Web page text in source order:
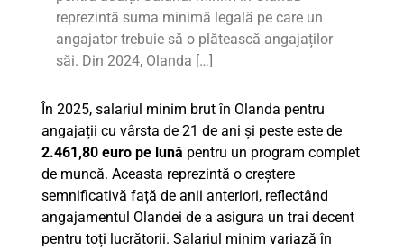
reprezintă suma minimă legală pe care un
angajator trebuie să o plătească angajaților
săi. Din 2024, Olanda […]
În 2025, salariul minim brut în Olanda pentru
angajații cu vârsta de 21 de ani și peste este de
2.461,80 euro pe lună pentru un program complet
de muncă. Aceasta reprezintă o creștere
semnificativă față de anii anteriori, reflectând
angajamentul Olandei de a asigura un trai decent
pentru toți lucrătorii. Salariul minim variază în